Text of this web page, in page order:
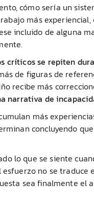
cómo sería un
más
incluido de alguna
críticos se repiten
de figuras de
recibe más
narrativa de
más
concluyendo
lo que se siente
no se traduce
sea finalmente el